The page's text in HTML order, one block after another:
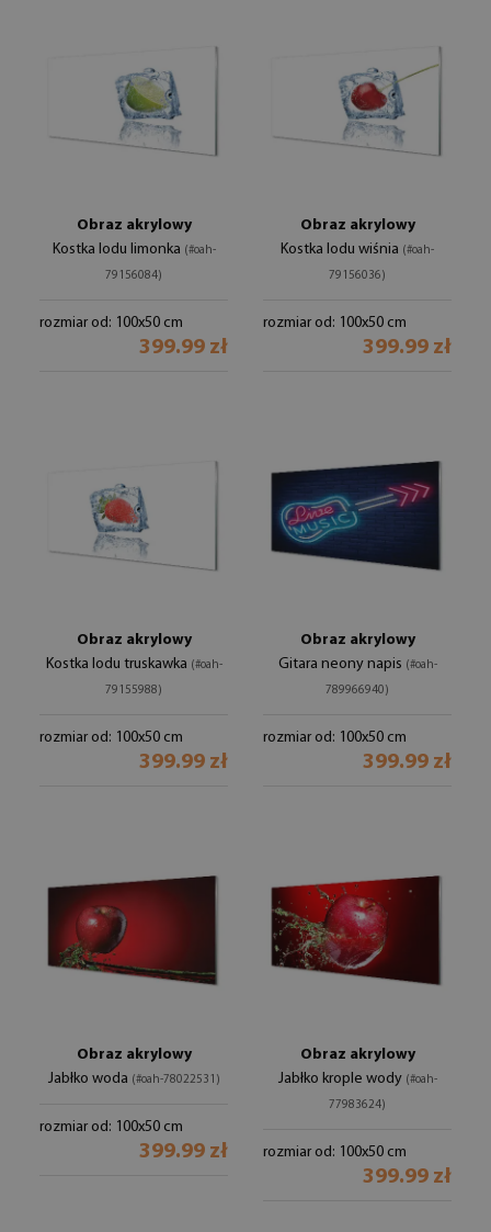
Obraz akrylowy
Kostka lodu limonka (#oah-
79156084)
rozmiar od: 100x50 cm
399.99 zł
Obraz akrylowy
Kostka lodu wiśnia (#oah-
79156036)
rozmiar od: 100x50 cm
399.99 zł
Obraz akrylowy
Kostka lodu truskawka (#oah-
79155988)
rozmiar od: 100x50 cm
399.99 zł
Obraz akrylowy
Gitara neony napis (#oah-
789966940)
rozmiar od: 100x50 cm
399.99 zł
Obraz akrylowy
Jabłko woda (#oah-78022531)
rozmiar od: 100x50 cm
399.99 zł
Obraz akrylowy
Jabłko krople wody (#oah-
77983624)
rozmiar od: 100x50 cm
399.99 zł